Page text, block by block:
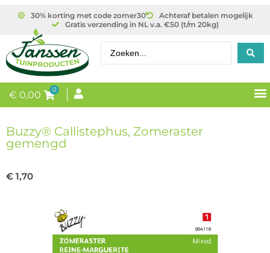
30% korting met code zomer30
Achteraf betalen mogelijk
Gratis verzending in NL v.a. €50 (t/m 20kg)
€ 0,00 0
Buzzy® Callistephus, Zomeraster
gemengd
€ 1,70